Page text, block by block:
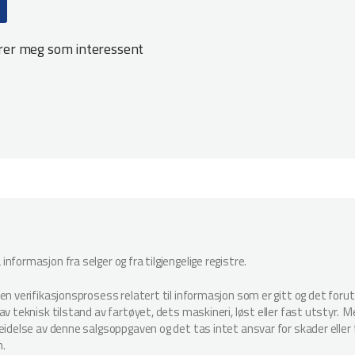
meg som interessent
fra selger og fra tilgjengelige registre.
verifikasjonsprosess relatert til informasjon som er gitt og det
teknisk tilstand av fartøyet, dets maskineri, løst eller fast utstyr.
av denne salgsoppgaven og det tas intet ansvar for skader